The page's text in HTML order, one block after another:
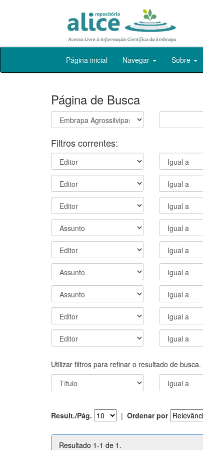
Skip
Página inicial Navegar Sobre
Página de Busca
Filtros correntes:
Utilizar filtros para refinar o resultado de busca.
Result./Pág. | Ordenar por
Resultado 1-1 de 1.